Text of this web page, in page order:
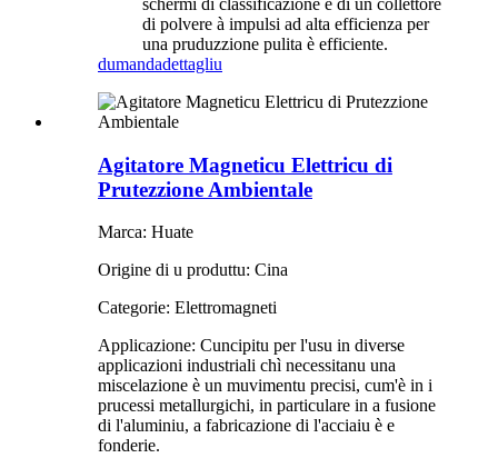
schermi di classificazione è di un collettore
di polvere à impulsi ad alta efficienza per
una pruduzzione pulita è efficiente.
dumandadettagliu
Agitatore Magneticu Elettricu di
Prutezzione Ambientale
Marca: Huate
Origine di u produttu: Cina
Categorie: Elettromagneti
Applicazione: Cuncipitu per l'usu in diverse
applicazioni industriali chì necessitanu una
miscelazione è un muvimentu precisi, cum'è in i
prucessi metallurgichi, in particulare in a fusione
di l'aluminiu, a fabricazione di l'acciaiu è e
fonderie.